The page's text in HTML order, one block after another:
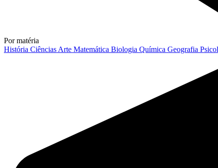
Por matéria
História Ciências Arte Matemática Biologia Química Geografia